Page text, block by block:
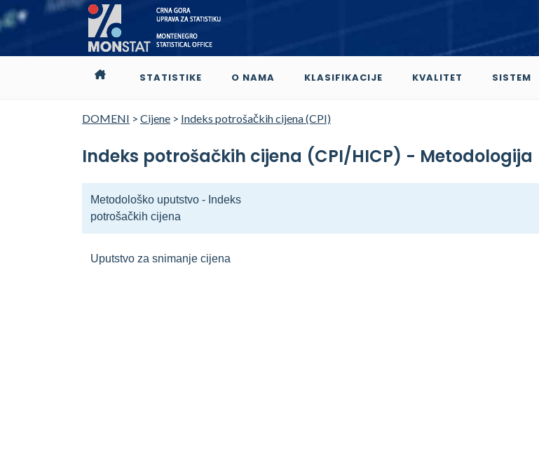
STATISTIKE O NAMA KLASIFIKACIJE KVALITET SISTEM
DOMENI > Cijene > Indeks potrošačkih cijena (CPI)
Indeks potrošačkih cijena (CPI/HICP) - Metodologija
Metodološko uputstvo - Indeks
potrošačkih cijena
Uputstvo za snimanje cijena